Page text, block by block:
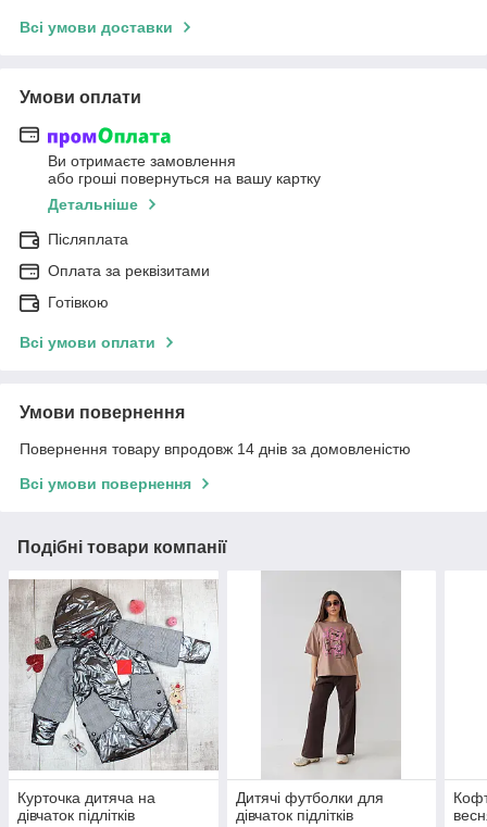
Всі умови доставки
Умови оплати
Ви отримаєте замовлення
або гроші повернуться на вашу картку
Детальніше
Післяплата
Оплата за реквізитами
Готівкою
Всі умови оплати
Умови повернення
Повернення товару впродовж 14 днів за домовленістю
Всі умови повернення
Подібні товари компанії
Курточка дитяча на
дівчаток підлітків
Дитячі футболки для
дівчаток підлітків